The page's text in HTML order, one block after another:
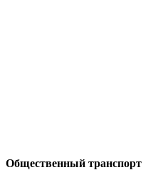
Общественный транспорт